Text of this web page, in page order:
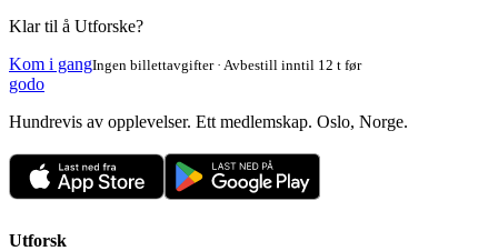
Klar til å Utforske?
Kom i gangIngen billettavgifter · Avbestill inntil 12 t før
godo
Hundrevis av opplevelser. Ett medlemskap. Oslo, Norge.
Utforsk